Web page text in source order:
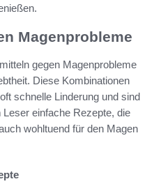
Magenprobleme
gegen Magenprobleme
Diese Kombinationen
schnelle Linderung und sind
einfache Rezepte, die
wohltuend für den Magen